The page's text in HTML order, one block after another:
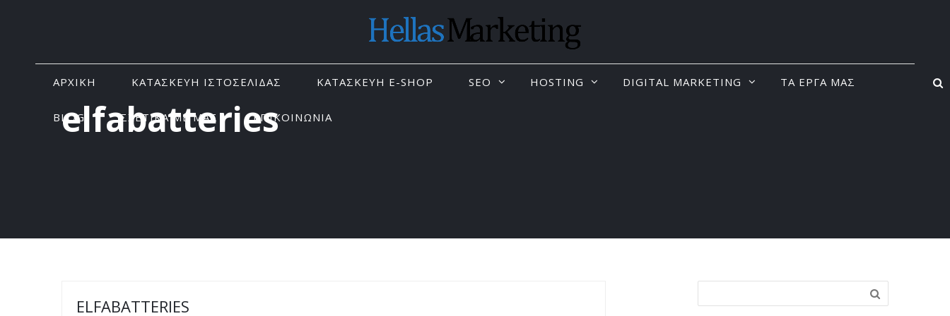
ΑΡΧΙΚΗ ΚΑΤΑΣΚΕΥΗ ΙΣΤΟΣΕΛΙΔΑΣ KΑΤΑΣΚΕΥΗ E-SHOP SEO HOSTING DIGITAL MARKETING ΤΑ ΕΡΓΑ ΜΑΣ
BLOG ΣΧΕΤΙΚΑ ΜΕ ΜΑΣ ΕΠΙΚΟΙΝΩΝΙΑ
elfabatteries
ELFABATTERIES